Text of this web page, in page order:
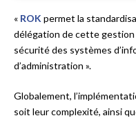
« ROK permet la
délégation de cette gestion
sécurité des systèmes
d’administration ».
Globalement,
soit leur complexité, ainsi